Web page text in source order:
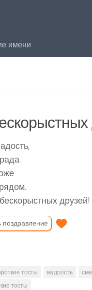
имени
друзей!
поздравление
тосты мудрость
тосты